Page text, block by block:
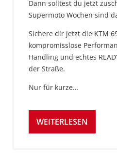
Dann solltest du jetzt
Supermoto Wochen sind
Sichere dir jetzt die KTM
kompromisslose
Handling und echtes
der Straße.
Nur für kurze…
WEITERLESEN